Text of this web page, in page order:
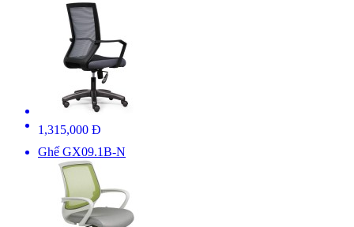
1,315,000 Đ
Ghế GX09.1B-N